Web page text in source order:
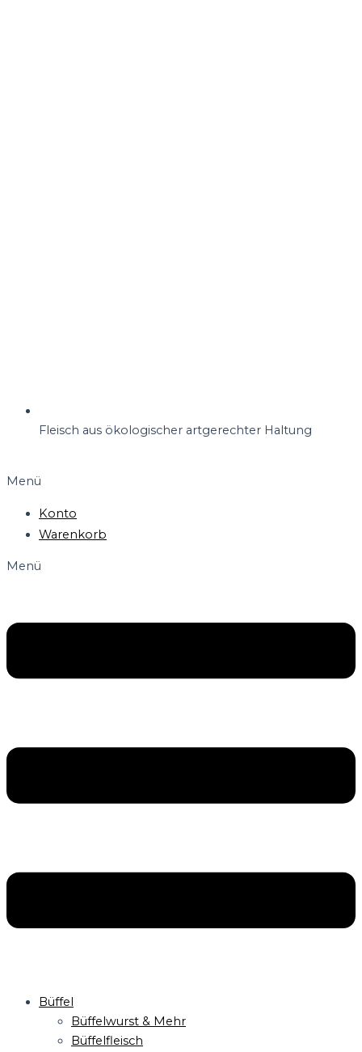
Fleisch aus ökologischer artgerechter Haltung
Menü
Konto
Warenkorb
Menü
Büffel
Büffelwurst & Mehr
Büffelfleisch